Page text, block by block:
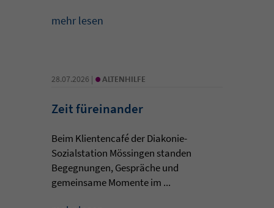
mehr lesen
28.07.2026 | • ALTENHILFE
Zeit füreinander
Beim Klientencafé der Diakonie-
Sozialstation Mössingen standen
Begegnungen, Gespräche und
gemeinsame Momente im ...